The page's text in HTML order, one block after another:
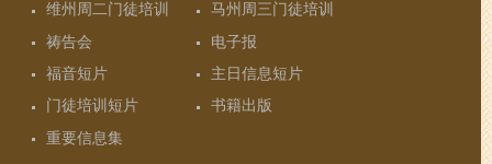
维州周二门徒培训
马州周三门徒培训
祷告会
电子报
福音短片
主日信息短片
门徒培训短片
书籍出版
重要信息集